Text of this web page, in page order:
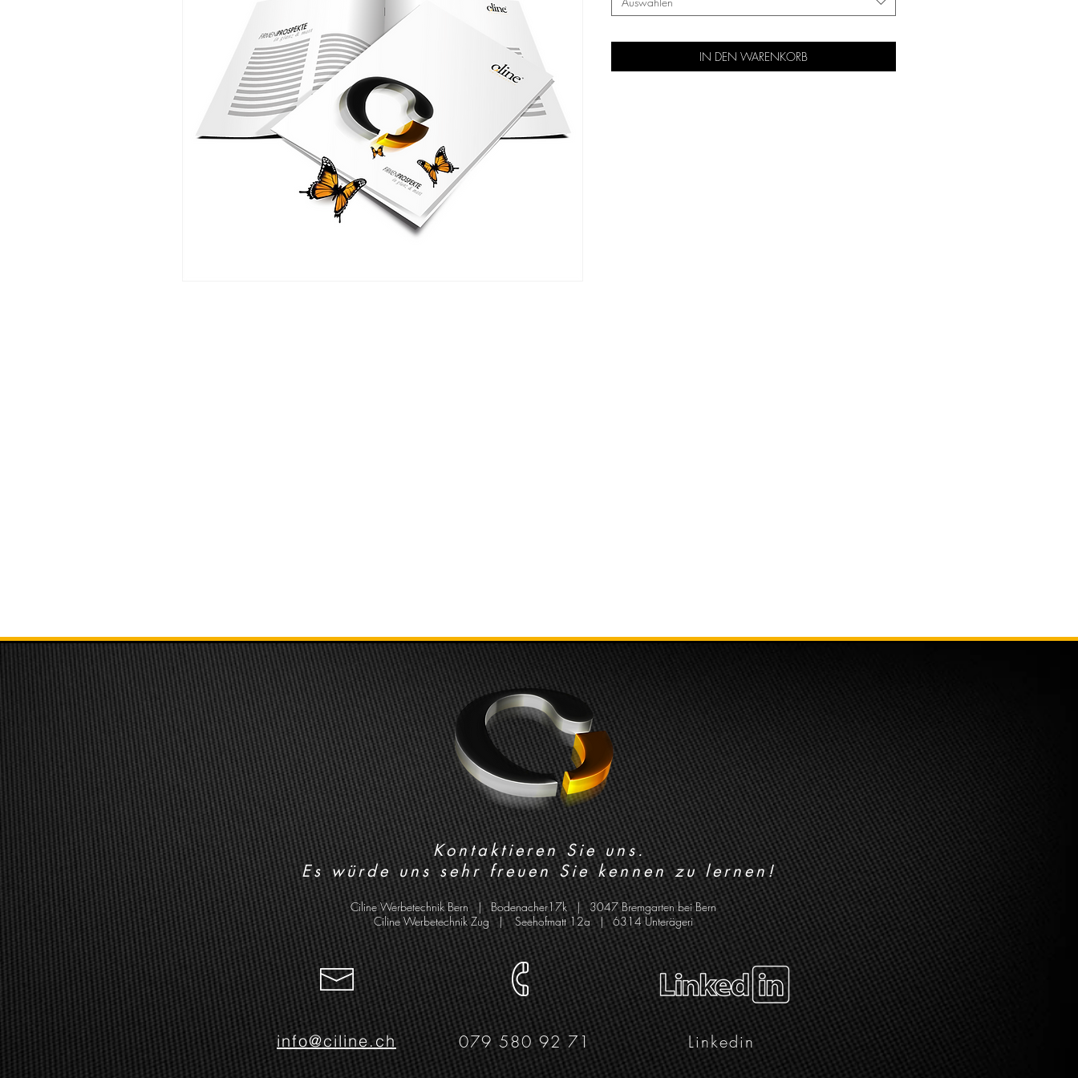
IN DEN WARENKORB
Kontaktieren Sie uns.
Es würde uns sehr freuen Sie kennen zu lernen!
Ciline Werbetechnik Bern | Bodenacher17k | 3047 Bremgarten bei Bern
Ciline Werbetechnik Zug | Seehofmatt 12a | 6314 Unterägeri
079 580 92 71 Linkedin
info@ciline.ch